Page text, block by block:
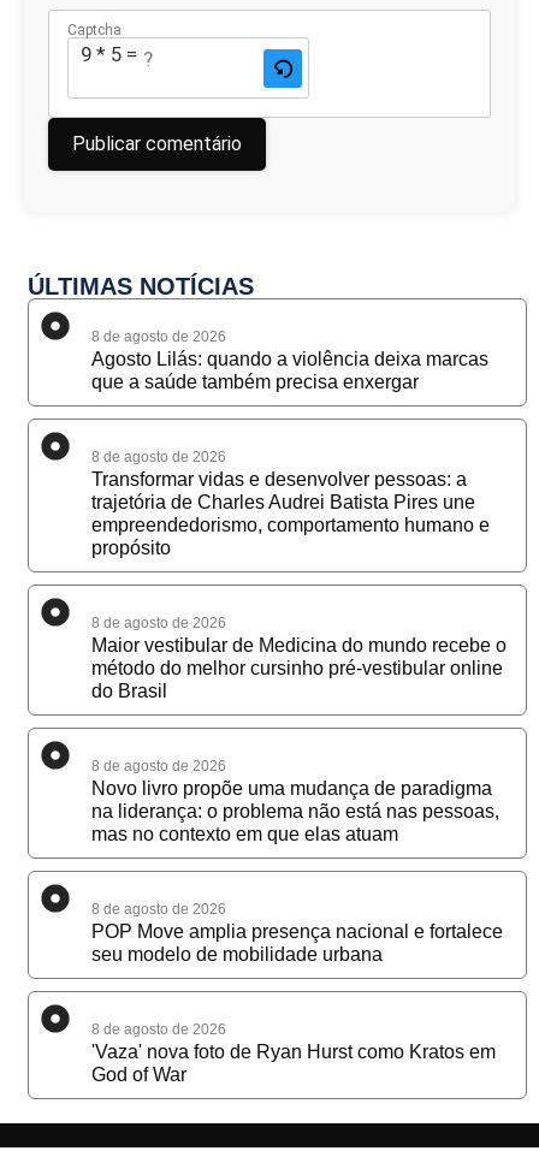
Captcha
9 * 5 = ?
ÚLTIMAS NOTÍCIAS
8 de agosto de 2026
Agosto Lilás: quando a violência deixa marcas
que a saúde também precisa enxergar
8 de agosto de 2026
Transformar vidas e desenvolver pessoas: a
trajetória de Charles Audrei Batista Pires une
empreendedorismo, comportamento humano e
propósito
8 de agosto de 2026
Maior vestibular de Medicina do mundo recebe o
método do melhor cursinho pré-vestibular online
do Brasil
8 de agosto de 2026
Novo livro propõe uma mudança de paradigma
na liderança: o problema não está nas pessoas,
mas no contexto em que elas atuam
8 de agosto de 2026
POP Move amplia presença nacional e fortalece
seu modelo de mobilidade urbana
8 de agosto de 2026
'Vaza' nova foto de Ryan Hurst como Kratos em
God of War